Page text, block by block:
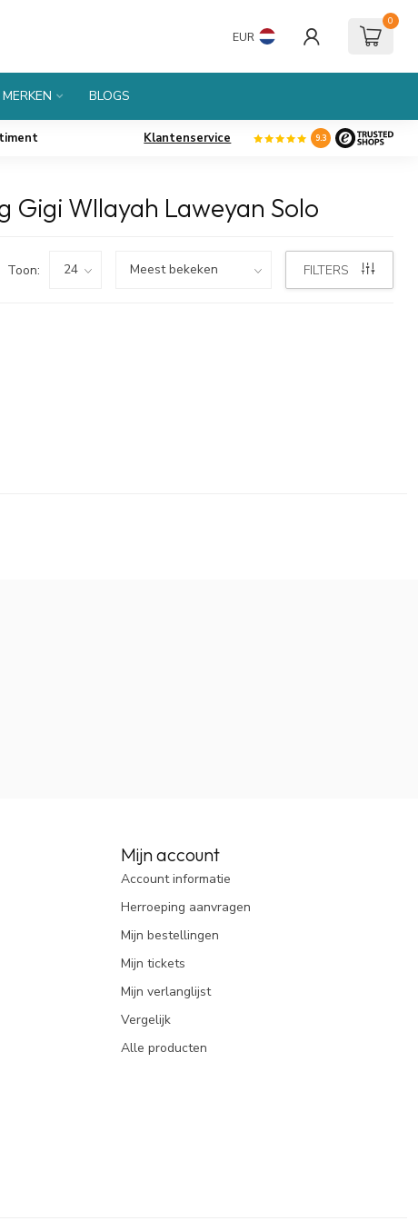
EUR
0
MERKEN BLOGS
Klantenservice 9.3
Gigi WIlayah Laweyan Solo
Toon: FILTERS
Mijn account
Account informatie
Herroeping aanvragen
Mijn bestellingen
Mijn tickets
Mijn verlanglijst
Vergelijk
Alle producten